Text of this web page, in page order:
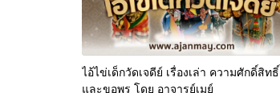
ไอ้ไข่เด็กวัดเจดีย์ เรื่องเล่า ความศักดิ์สิทธิ์
และขอพร โดย อาจารย์เมย์